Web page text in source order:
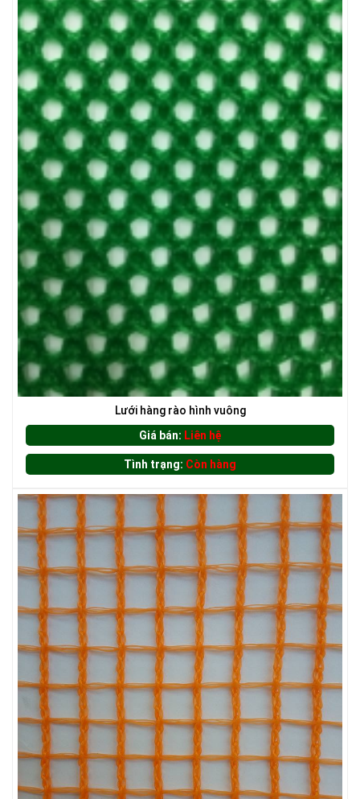
LƯỚI CHE NẮNG
LƯỚI CHẮN ĐỘNG VẬT
LƯỚI XÂY DỰNG
Lưới hàng rào hình vuông
Giá bán: Liên hệ
Tình trạng: Còn hàng